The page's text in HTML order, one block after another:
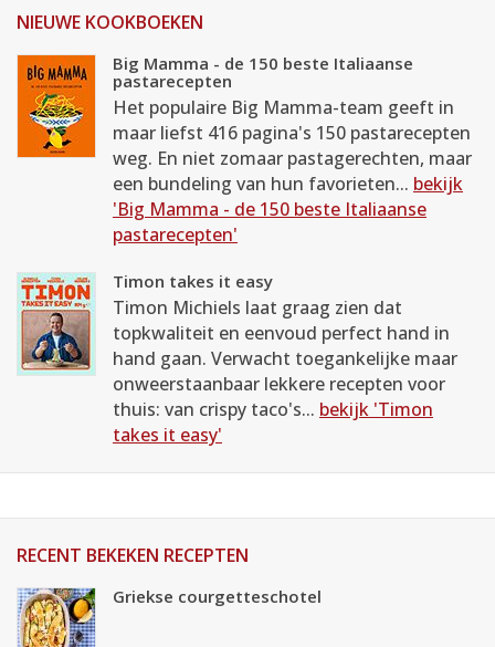
NIEUWE KOOKBOEKEN
Big Mamma - de 150 beste Italiaanse
pastarecepten
Het populaire Big Mamma-team geeft in
maar liefst 416 pagina's 150 pastarecepten
weg. En niet zomaar pastagerechten, maar
een bundeling van hun favorieten... bekijk
'Big Mamma - de 150 beste Italiaanse
pastarecepten'
Timon takes it easy
Timon Michiels laat graag zien dat
topkwaliteit en eenvoud perfect hand in
hand gaan. Verwacht toegankelijke maar
onweerstaanbaar lekkere recepten voor
thuis: van crispy taco's... bekijk 'Timon
takes it easy'
RECENT BEKEKEN RECEPTEN
Griekse courgetteschotel